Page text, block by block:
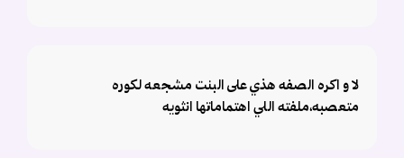
لا و اكره الصفه هذي على البنت مشجعه لكوره
متعصبه،ملفته اللي اهتماماتها انثويه